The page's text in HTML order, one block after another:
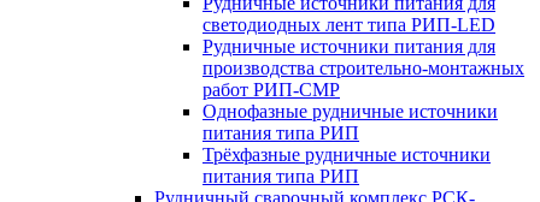
светодиодных лент типа РИП-LED
Рудничные источники питания для
производства строительно-монтажных
работ РИП-СМР
Однофазные рудничные источники
питания типа РИП
Трёхфазные рудничные источники
питания типа РИП
Рудничный сварочный комплекс РСК-